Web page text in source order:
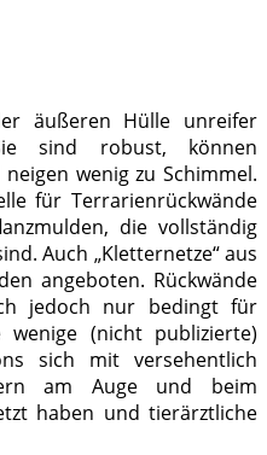
äußeren Hülle unreifer
sind robust, können
wenig zu Schimmel.
für Terrarienrückwände
die vollständig
Auch „Kletternetze“ aus
angeboten. Rückwände
jedoch nur bedingt für
wenige (nicht publizierte)
sich mit versehentlich
am Auge und beim
haben und tierärztliche